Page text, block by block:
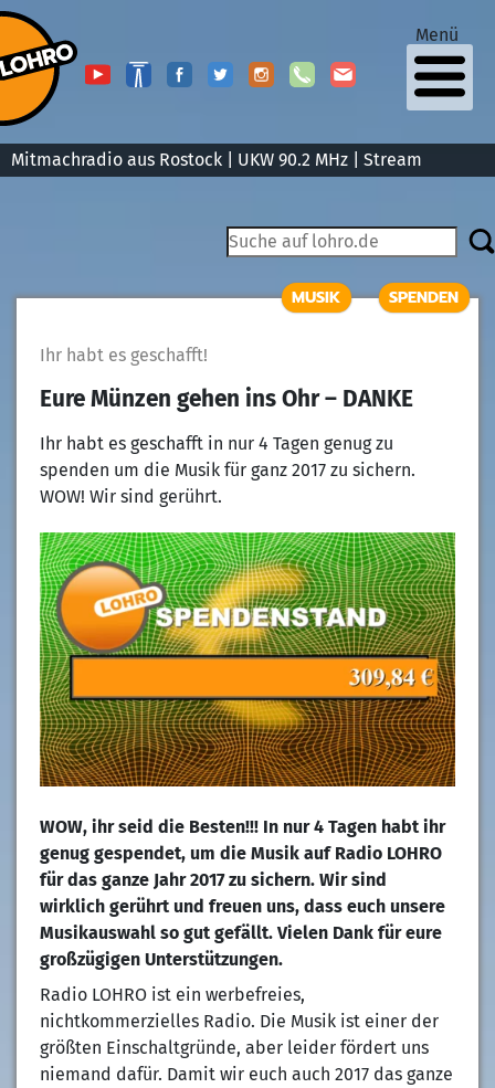
Mitmachradio aus Rostock | UKW 90.2 MHz | Stream
Menü
MUSIK SPENDEN
Ihr habt es geschafft!
Eure Münzen gehen ins Ohr – DANKE
Ihr habt es geschafft in nur 4 Tagen genug zu
spenden um die Musik für ganz 2017 zu sichern.
WOW! Wir sind gerührt.
WOW, ihr seid die Besten!!! In nur 4 Tagen habt ihr
genug gespendet, um die Musik auf Radio LOHRO
für das ganze Jahr 2017 zu sichern. Wir sind
wirklich gerührt und freuen uns, dass euch unsere
Musikauswahl so gut gefällt. Vielen Dank für eure
großzügigen Unterstützungen.
Radio LOHRO ist ein werbefreies,
nichtkommerzielles Radio. Die Musik ist einer der
größten Einschaltgründe, aber leider fördert uns
niemand dafür. Damit wir euch auch 2017 das ganze